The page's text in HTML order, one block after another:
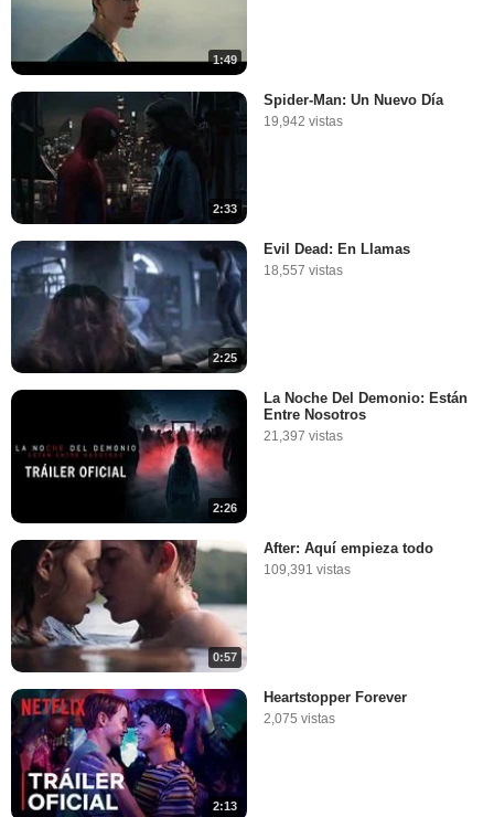
1:49
2:33
Spider-Man: Un Nuevo Día
19,942 vistas
2:25
Evil Dead: En Llamas
18,557 vistas
2:26
La Noche Del Demonio: Están
Entre Nosotros
21,397 vistas
0:57
After: Aquí empieza todo
109,391 vistas
2:13
Heartstopper Forever
2,075 vistas